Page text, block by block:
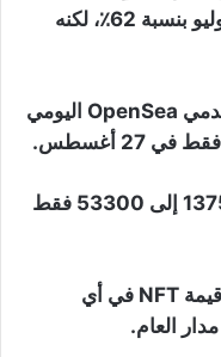
OpenSea في الفترة من مايو إلى يوليو بنسبة 62٪، لكنه
في الوقت نفسه، انخفض عدد مستخدمي OpenSea اليومي
انخفضت المعاملات اليومية من 137500 إلى 53300 فقط
أسعار NFT الدنيا – والتي تعني أدنى قيمة NFT في أي
العام.